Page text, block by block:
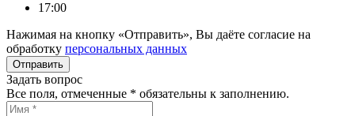
17:00
Нажимая на кнопку «Отправить», Вы даёте согласие на
обработку персональных данных
Задать вопрос
Все поля, отмеченные * обязательны к заполнению.